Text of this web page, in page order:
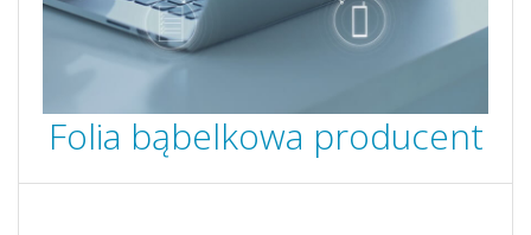
Folia bąbelkowa producent